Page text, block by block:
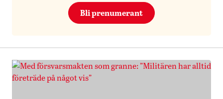
Bli prenumerant